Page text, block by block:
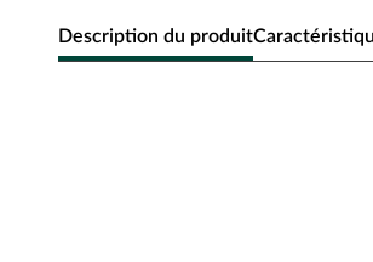
Description du produit